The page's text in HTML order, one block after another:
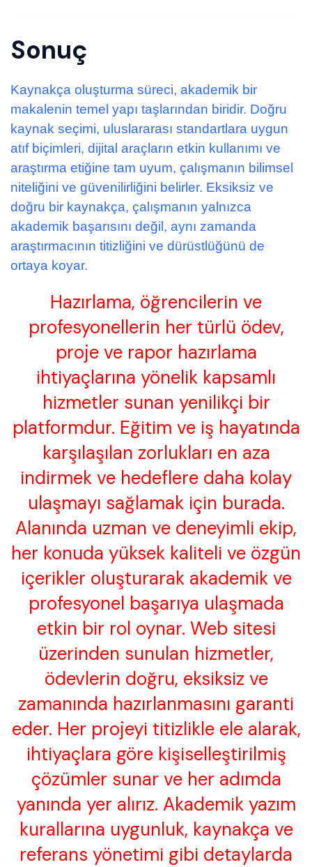
Sonuç
Kaynakça oluşturma süreci, akademik bir
makalenin temel yapı taşlarından biridir. Doğru
kaynak seçimi, uluslararası standartlara uygun
atıf biçimleri, dijital araçların etkin kullanımı ve
araştırma etiğine tam uyum, çalışmanın bilimsel
niteliğini ve güvenilirliğini belirler. Eksiksiz ve
doğru bir kaynakça, çalışmanın yalnızca
akademik başarısını değil, aynı zamanda
araştırmacının titizliğini ve dürüstlüğünü de
ortaya koyar.
Hazırlama, öğrencilerin ve
profesyonellerin her türlü ödev,
proje ve rapor hazırlama
ihtiyaçlarına yönelik kapsamlı
hizmetler sunan yenilikçi bir
platformdur. Eğitim ve iş hayatında
karşılaşılan zorlukları en aza
indirmek ve hedeflere daha kolay
ulaşmayı sağlamak için burada.
Alanında uzman ve deneyimli ekip,
her konuda yüksek kaliteli ve özgün
içerikler oluşturarak akademik ve
profesyonel başarıya ulaşmada
etkin bir rol oynar. Web sitesi
üzerinden sunulan hizmetler,
ödevlerin doğru, eksiksiz ve
zamanında hazırlanmasını garanti
eder. Her projeyi titizlikle ele alarak,
ihtiyaçlara göre kişiselleştirilmiş
çözümler sunar ve her adımda
yanında yer alırız. Akademik yazım
kurallarına uygunluk, kaynakça ve
referans yönetimi gibi detaylarda